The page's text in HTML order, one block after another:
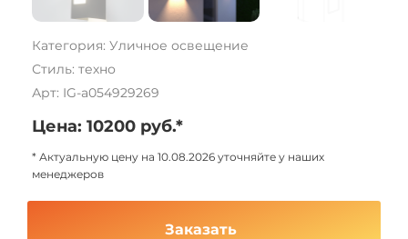
Категория: Уличное освещение
Стиль: техно
Арт: IG-a054929269
Цена: 10200 руб.*
* Актуальную цену на 10.08.2026 уточняйте у наших
менеджеров
Заказать